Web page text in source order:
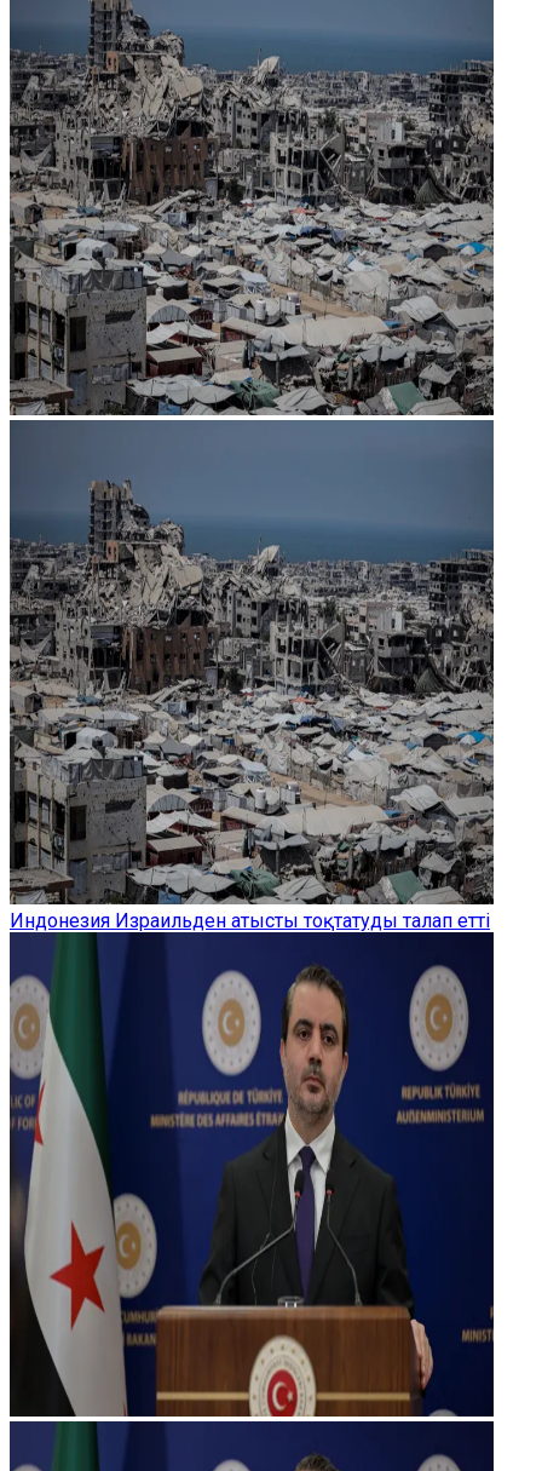
Индонезия Израильден атысты тоқтатуды талап етті